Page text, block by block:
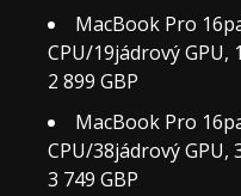
MacBook Pro
CPU/19jádrový GPU,
2 899 GBP
MacBook Pro
CPU/38jádrový GPU,
3 749 GBP